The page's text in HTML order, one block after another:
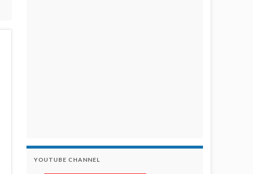
YOUTUBE CHANNEL